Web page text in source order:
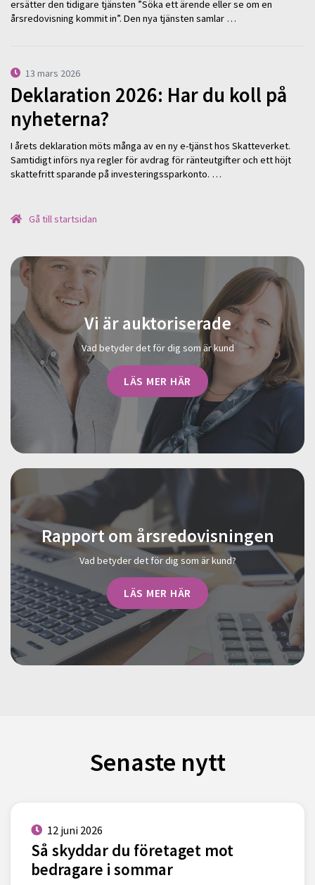
ersätter den tidigare tjänsten ”Söka ett ärende eller se om en
årsredovisning kommit in”. Den nya tjänsten samlar …
13 mars 2026
Deklaration 2026: Har du koll på
nyheterna?
I årets deklaration möts många av en ny e-tjänst hos Skatteverket.
Samtidigt införs nya regler för avdrag för ränteutgifter och ett höjt
skattefritt sparande på investeringssparkonto. …
Gå till startsidan
Vi är auktoriserade
Vad betyder det för dig som är kund
LÄS MER HÄR
Rapport om årsredovisningen
Vad betyder det för dig som är kund?
LÄS MER HÄR
Senaste nytt
12 juni 2026
Så skyddar du företaget mot
bedragare i sommar